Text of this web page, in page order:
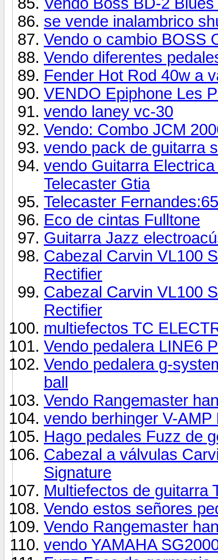
se vende inalambrico
Vendo o cambio BOSS
Vendo diferentes
Fender Hot Rod 40w a
VENDO Epiphone Les
vendo laney vc-30
Vendo: Combo JCM
vendo pack de guitarra
vendo Guitarra
Telecaster Gtia
Telecaster
Eco de cintas Fulltone
Guitarra Jazz
Cabezal Carvin VL100
Rectifier
Cabezal Carvin VL100
Rectifier
multiefectos TC
Vendo pedalera LINE6
Vendo pedalera g-
ball
Vendo Rangemaster
vendo berhinger V-
Hago pedales Fuzz de
Cabezal a válvulas
Signature
Multiefectos de guitarra
Vendo estos señores
Vendo Rangemaster
vendo YAMAHA